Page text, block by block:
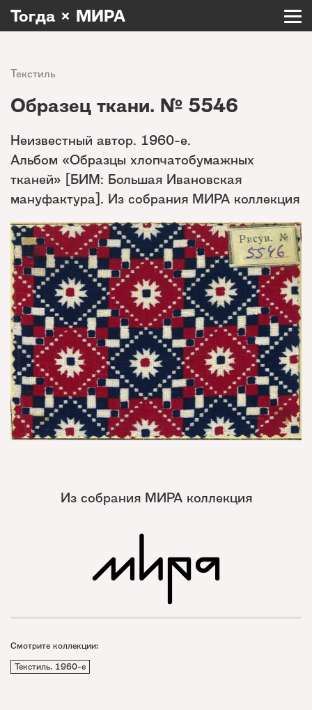
Тогда × МИРА
Текстиль
Образец ткани. № 5546
Неизвестный автор. 1960-е.
Альбом «Образцы хлопчатобумажных
тканей» [БИМ: Большая Ивановская
мануфактура]. Из собрания МИРА коллекция
Из собрания МИРА коллекция
Смотрите коллекции:
Текстиль. 1960-е